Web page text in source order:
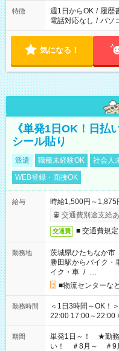
特徴 週1日からOK / 履歴
電話対応なし / パソ
気になる！
《単発1日OK！日払
シール貼り
派遣 職種未経験OK 社会人
WEB登録・面接OK
給与
時給1,500円～1,875
交通費別途支給
交通費 ■ 交通費規
勤務地
茨城県ひたちなか市
勝田駅からバイク・
イク・車 / …
■物流センターな
勤務時間
＜1日3時間～OK！＞ ▼ 例えば… ▼ 15:00～18:00 15:00～
22:00 17:00～22:00 など こちら以外の時間もお気軽
ださい！
期間
単発1日～！ ★勤務
い！ ＃8月～ ＃9